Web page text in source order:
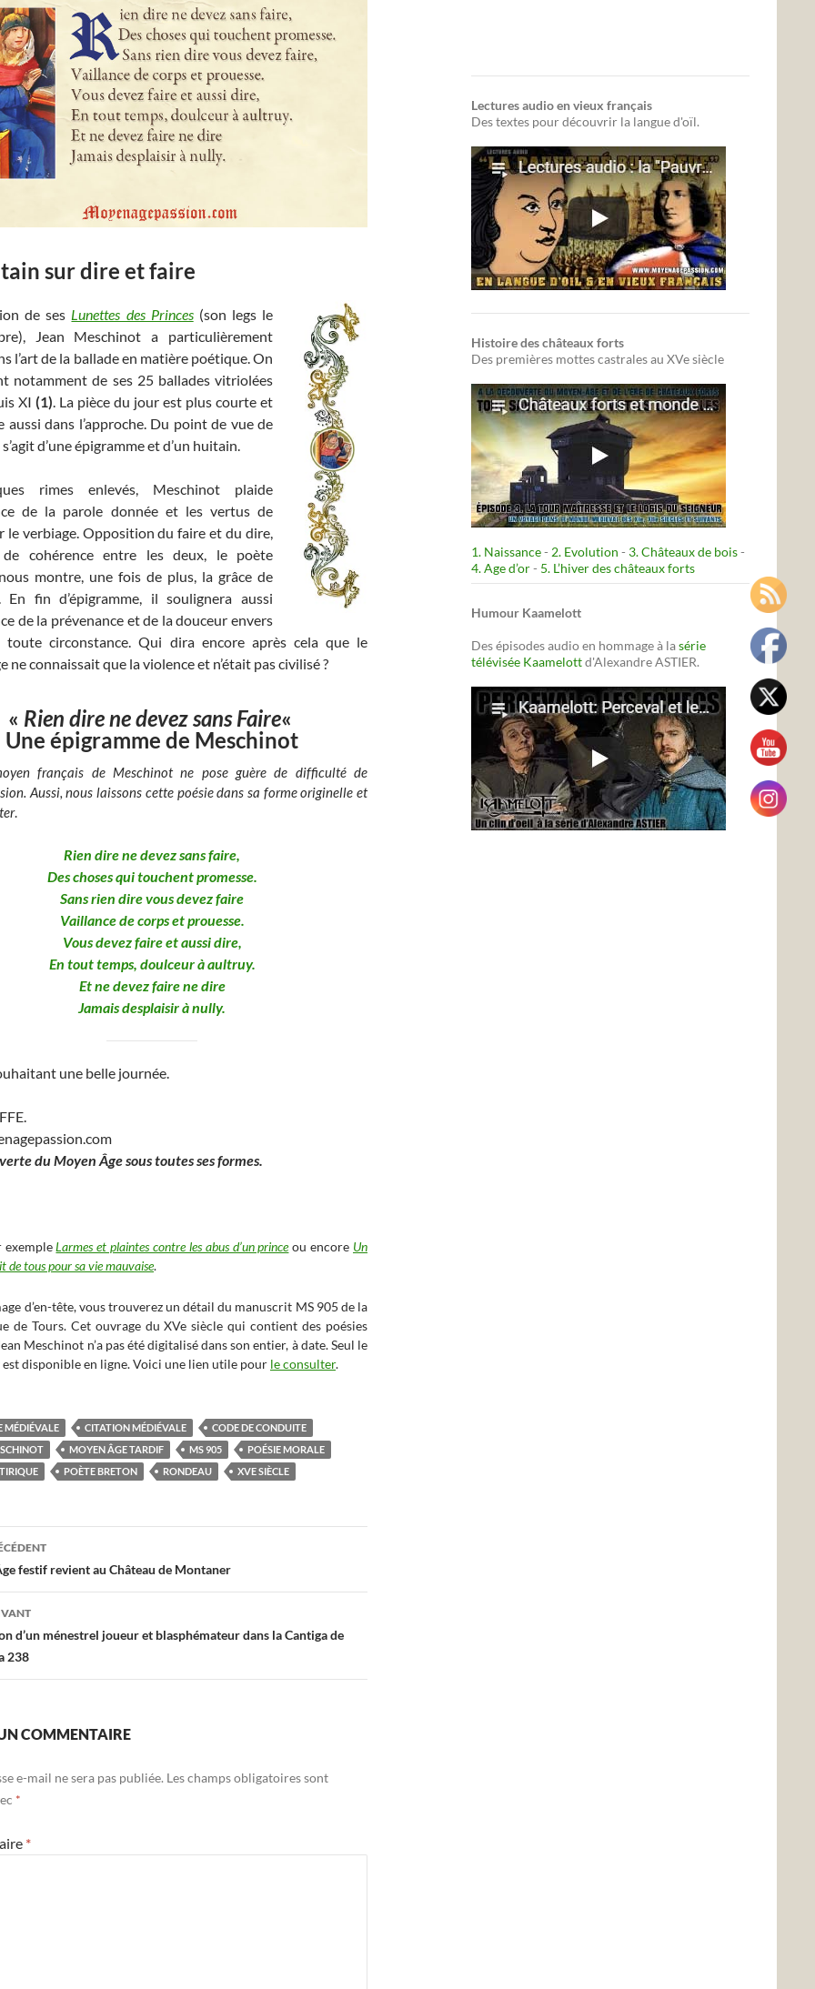
sur dire et faire
de ses Lunettes des Princes (son legs le
Jean Meschinot a particulièrement
l’art de la ballade en matière poétique. On
notamment de ses 25 ballades vitriolées
XI (1). La pièce du jour est plus courte et
aussi dans l’approche. Du point de vue de
d’une épigramme et d’un huitain.
rimes enlevés, Meschinot plaide
de la parole donnée et les vertus de
le verbiage. Opposition du faire et du dire,
de cohérence entre les deux, le poète
montre, une fois de plus, la grâce de
En fin d’épigramme, il soulignera aussi
de la prévenance et de la douceur envers
toute circonstance. Qui dira encore après cela que le
ne connaissait que la violence et n’était pas civilisé ?
« Rien dire ne devez sans Faire«
Une épigramme de Meschinot
français de Meschinot ne pose guère de difficulté de
Aussi, nous laissons cette poésie dans sa forme originelle et
.
Rien dire ne devez sans faire,
Des choses qui touchent promesse.
Sans rien dire vous devez faire
Vaillance de corps et prouesse.
Vous devez faire et aussi dire,
En tout temps, doulceur à aultruy.
Et ne devez faire ne dire
Jamais desplaisir à nully.
une belle journée.
du Moyen Âge sous toutes ses formes.
exempleLarmes et plaintes contre les abus d’un princeou encore Un
de tous pour sa vie mauvaise.
d’en-tête, vous trouverez un détail du manuscrit MS 905 de la
de Tours. Cet ouvrage du XVe siècle qui contient des poésies
Meschinot n’a pas été digitalisé dans son entier, à date. Seul le
disponible en ligne. Voici une lien utile pour le consulter.
MÉDIÉVALE CITATION MÉDIÉVALE
CODE DE CONDUITE
MOYEN ÂGE TARDIF MS 905
POÉSIE MORALE
POÈTE BRETON RONDEAU XVE SIÈCLE
festif revient au Château de Montaner
d’un ménestrel joueur et blasphémateur dans la Cantiga de
238
COMMENTAIRE
e-mail ne sera pas publiée. Les champs obligatoires sont
*
*
Lectures audio en vieux français
Des textes pour découvrir la langue d'oïl.
Histoire des châteaux forts
Des premières mottes castrales au XVe siècle
1. Naissance- 2. Evolution - 3. Châteaux de bois-
4. Age d’or- 5. L’hiver des châteaux forts
Humour Kaamelott
Des épisodes audio en hommage à lasérie
télévisée Kaamelottd'Alexandre ASTIER.